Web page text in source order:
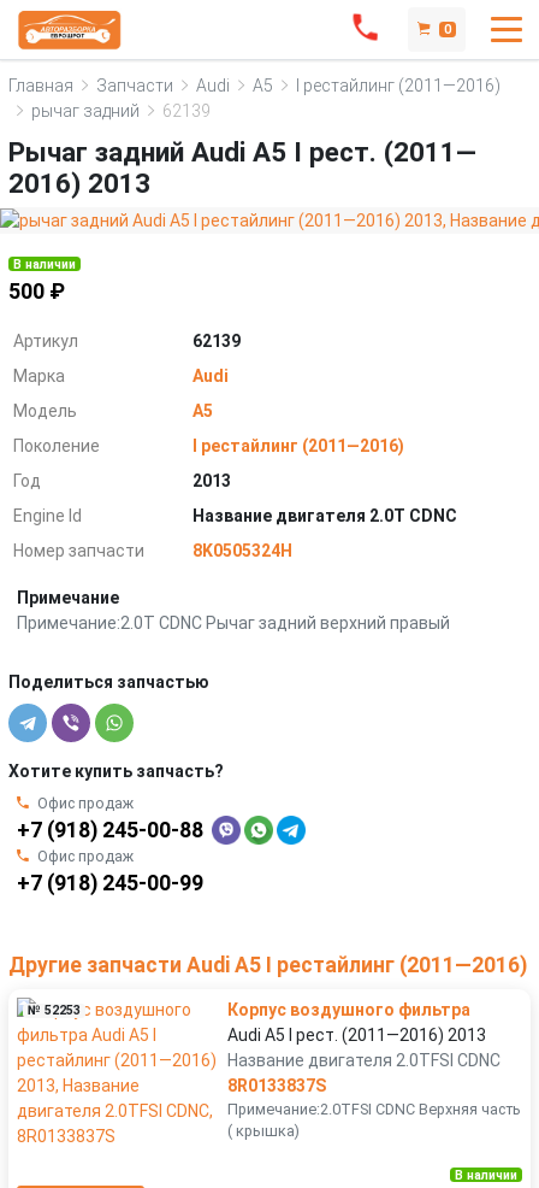
0
Главная Запчасти Audi A5
I рестайлинг (2011—2016)
рычаг задний
62139
Рычаг задний Audi A5 I рест. (2011—
2016) 2013
В наличии
500 ₽
Артикул
62139
Марка
Audi
Модель
A5
Поколение
I рестайлинг (2011—2016)
Год
2013
Engine Id
Название двигателя 2.0T CDNC
Номер запчасти
8K0505324H
Примечание
Примечание:2.0T CDNC Рычаг задний верхний правый
Поделиться запчастью
Хотите купить запчасть?
Офис продаж
+7 (918) 245-00-88
Офис продаж
+7 (918) 245-00-99
Другие запчасти Audi A5 I рестайлинг (2011—2016)
№ 52253
Корпус воздушного фильтра
Audi A5 I рест. (2011—2016) 2013
Название двигателя 2.0TFSI CDNC
8R0133837S
Примечание:2.0TFSI CDNC Верхняя часть
( крышка)
В наличии